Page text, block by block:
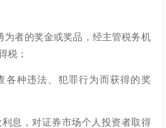
为者的奖金或奖品，经主管税务机
税；
各种违法、犯罪行为而获得的奖
息，对证券市场个人投资者取得